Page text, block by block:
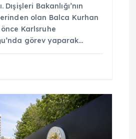
Bakanlığı’nın
olan Balca Kurhan
Karlsruhe
görev yaparak…